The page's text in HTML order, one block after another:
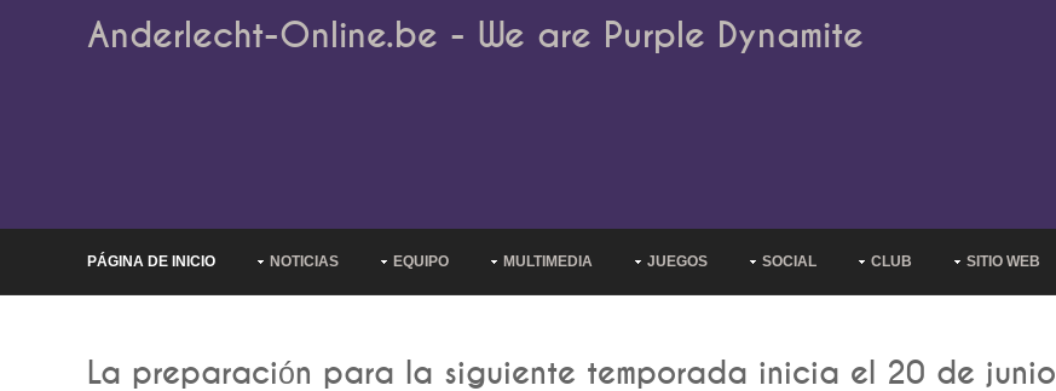
Anderlecht-Online.be - We are Purple Dynamite
PÁGINA DE INICIO NOTICIAS EQUIPO MULTIMEDIA JUEGOS SOCIAL CLUB SITIO WEB
La preparación para la siguiente temporada inicia el 20 de junio